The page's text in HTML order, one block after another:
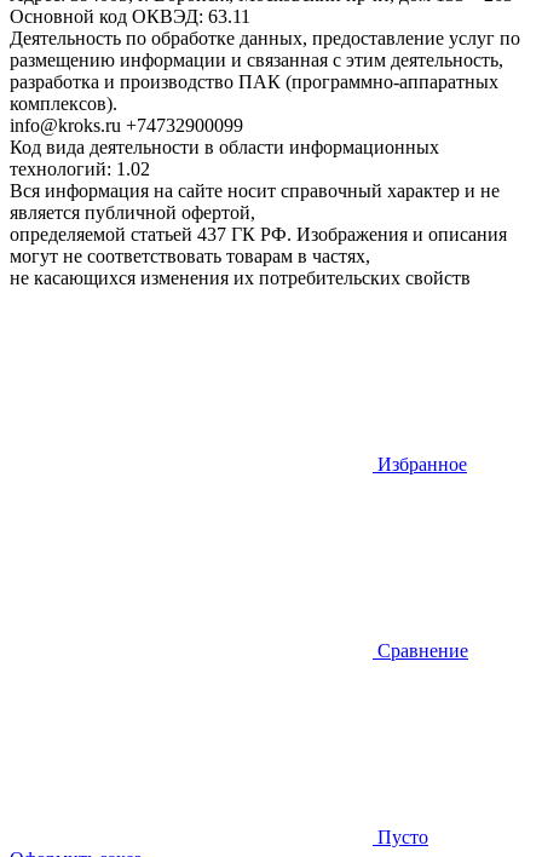
Основной код ОКВЭД: 63.11
Деятельность по обработке данных, предоставление услуг по
размещению информации и связанная с этим деятельность,
разработка и производство ПАК (программно-аппаратных
комплексов).
info@kroks.ru +74732900099
Код вида деятельности в области информационных
технологий: 1.02
Вся информация на сайте носит справочный характер и не
является публичной офертой,
определяемой статьей 437 ГК РФ. Изображения и описания
могут не соответствовать товарам в частях,
не касающихся изменения их потребительских свойств
Избранное
Сравнение
Пусто